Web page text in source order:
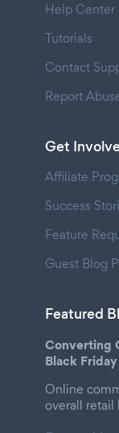
Help Center
Tutorials
Contact
Report
Get
Affiliate
Success
Feature
Guest Blog
Featured
Converting
Black
Online
overall retail